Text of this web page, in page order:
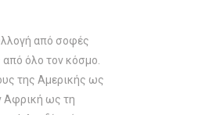
από σοφές
από όλο τον κόσμο.
της Αμερικής ως
Αφρική ως τη